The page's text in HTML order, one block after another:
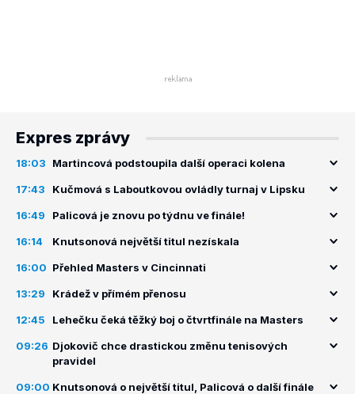
Expres zprávy
18:03 Martincová podstoupila další operaci kolena
17:43 Kučmová s Laboutkovou ovládly turnaj v Lipsku
16:49 Palicová je znovu po týdnu ve finále!
16:14 Knutsonová největší titul nezískala
16:00 Přehled Masters v Cincinnati
13:29 Krádež v přímém přenosu
12:45 Lehečku čeká těžký boj o čtvrtfinále na Masters
09:26 Djokovič chce drastickou změnu tenisových
pravidel
09:00 Knutsonová o největší titul, Palicová o další finále